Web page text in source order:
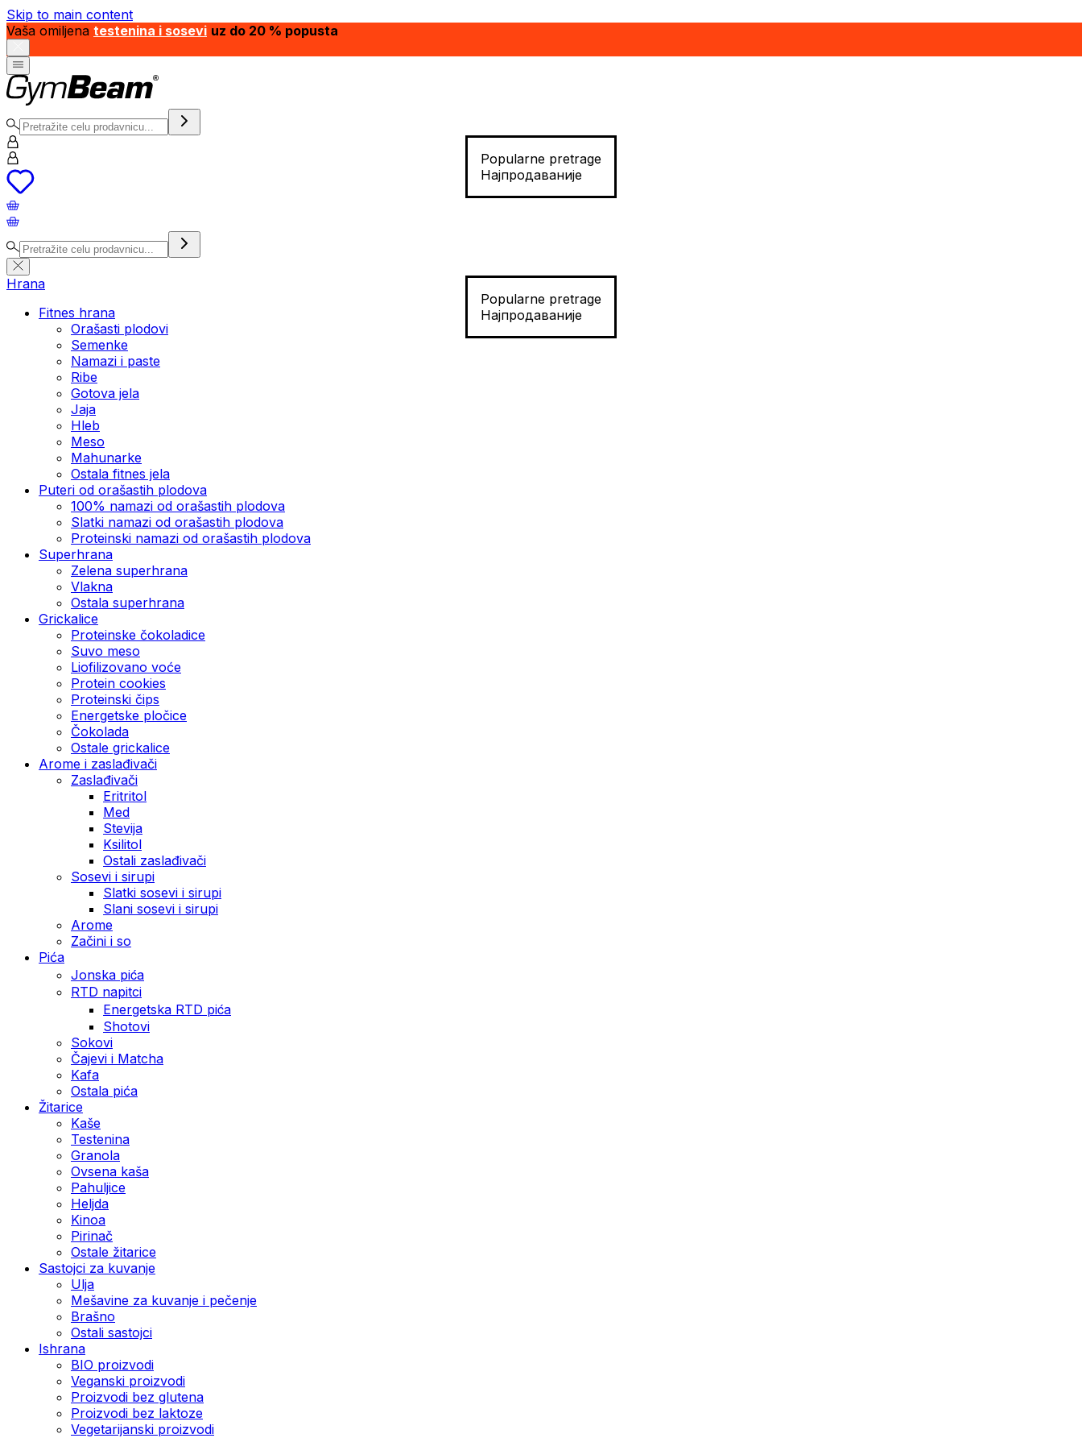
Skip to main content
Vaša omiljena testenina i sosevi uz do 20 % popusta
Popularne pretrage
Најпродаваније
Popularne pretrage
Најпродаваније
Hrana
Fitnes hrana
Orašasti plodovi
Semenke
Namazi i paste
Ribe
Gotova jela
Јаја
Hleb
Meso
Mahunarke
Ostala fitnes jela
Puteri od orašastih plodova
100% namazi od orašastih plodova
Slatki namazi od orašastih plodova
Proteinski namazi od orašastih plodova
Superhrana
Zelena superhrana
Vlakna
Ostala superhrana
Grickalice
Proteinske čokoladice
Suvo meso
Liofilizovano voće
Protein cookies
Proteinski čips
Energetske pločice
Čokolada
Ostale grickalice
Arome i zaslađivači
Zaslađivači
Eritritol
Med
Stevija
Ksilitol
Ostali zaslađivači
Sosevi i sirupi
Slatki sosevi i sirupi
Slani sosevi i sirupi
Arome
Začini i so
Pića
Jonska pića
RTD napitci
Energetska RTD pića
Shotovi
Sokovi
Čajevi i Matcha
Kafa
Ostala pića
Žitarice
Kaše
Testenina
Granola
Ovsena kaša
Pahuljice
Heljda
Kinoa
Pirinač
Ostale žitarice
Sastojci za kuvanje
Ulja
Mešavine za kuvanje i pečenje
Brašno
Ostali sastojci
Ishrana
BIO proizvodi
Veganski proizvodi
Proizvodi bez glutena
Proizvodi bez laktoze
Vegetarijanski proizvodi